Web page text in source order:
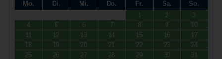
Mo.
Di. Mi. Do. Fr. Sa.
So.
1
2
3
4
5 6 7 8 9
10
11
12 13 14 15 16
17
18
19 20 21 22 23
24
25
26 27 28 29 30 31